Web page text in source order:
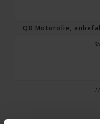
Q8 Motorolie,